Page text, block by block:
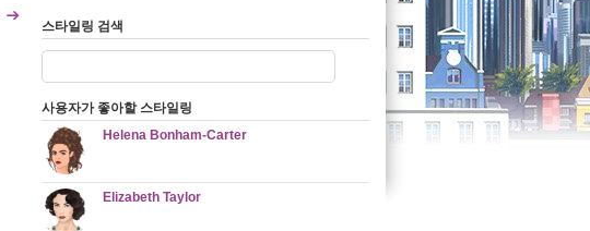
스타일링 검색
사용자가 좋아할 스타일링
Helena Bonham-Carter
Elizabeth Taylor